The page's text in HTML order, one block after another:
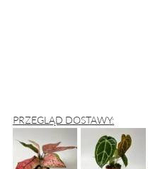
PRZEGLĄD DOSTAWY: